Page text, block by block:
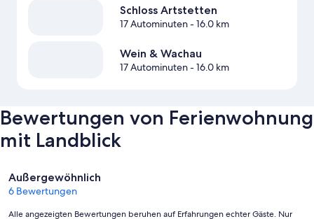
Schloss Artstetten
17 Autominuten- 16.0 km
Wein & Wachau
17 Autominuten- 16.0 km
Bewertungen von Ferienwohnung
mit Landblick
Bewertungen
Außergewöhnlich
6 Bewertungen
Alle angezeigten Bewertungen beruhen auf Erfahrungen echter Gäste. Nur